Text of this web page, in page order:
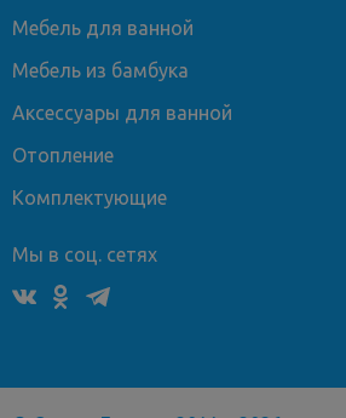
Мебель для ванной
Мебель из бамбука
Аксессуары для ванной
Отопление
Комплектующие
Мы в соц. сетях